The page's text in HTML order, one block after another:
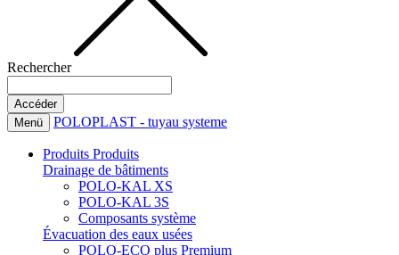
Rechercher
Menü POLOPLAST - tuyau systeme
Produits Produits
Drainage de bâtiments
POLO-KAL XS
POLO-KAL 3S
Composants système
Évacuation des eaux usées
POLO-ECO plus Premium